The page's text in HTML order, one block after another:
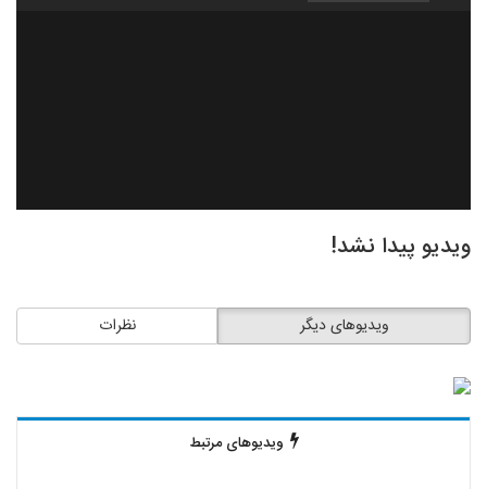
ویدیو پیدا نشد!
نظرات ویدیوهای دیگر
ویدیوهای مرتبط